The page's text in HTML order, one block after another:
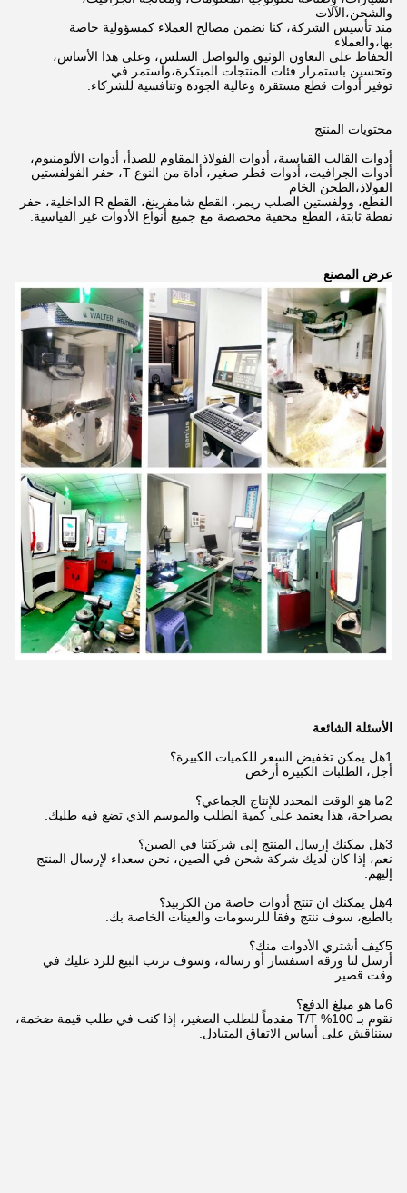
والشحن،الآلات
منذ تأسيس الشركة، كنا نضمن مصالح العملاء كمسؤولية خاصة
بها،والعملاء
الحفاظ على التعاون الوثيق والتواصل السلس، وعلى هذا الأساس،
وتحسين باستمرار فئات المنتجات المبتكرة،واستمر في
توفير أدوات قطع مستقرة وعالية الجودة وتنافسية للشركاء.
محتويات المنتج
أدوات القالب القياسية، أدوات الفولاذ المقاوم للصدأ، أدوات الألومنيوم،
أدوات الجرافيت، أدوات قطر صغير، أداة من النوع T، حفر الفولفستين
الفولاذ،الطحن الخام
القطع، وولفستين الصلب ريمر، القطع شامفرينغ، القطع R الداخلية، حفر
نقطة ثابتة، القطع مخفية مخصصة مع جميع أنواع الأدوات غير القياسية.
عرض المصنع
الأسئلة الشائعة
1هل يمكن تخفيض السعر للكميات الكبيرة؟
أجل، الطلبات الكبيرة أرخص
2ما هو الوقت المحدد للإنتاج الجماعي؟
بصراحة، هذا يعتمد على كمية الطلب والموسم الذي تضع فيه طلبك.
3هل يمكنك إرسال المنتج إلى شركتنا في الصين؟
نعم، إذا كان لديك شركة شحن في الصين، نحن سعداء لإرسال المنتج
إليهم.
4هل يمكنك ان تنتج أدوات خاصة من الكربيد؟
بالطبع، سوف ننتج وفقا للرسومات والعينات الخاصة بك.
5كيف أشتري الأدوات منك؟
أرسل لنا ورقة استفسار أو رسالة، وسوف نرتب البيع للرد عليك في
وقت قصير.
6ما هو مبلغ الدفع؟
نقوم بـ 100% T/T مقدماً للطلب الصغير، إذا كنت في طلب قيمة ضخمة،
سنناقش على أساس الاتفاق المتبادل.